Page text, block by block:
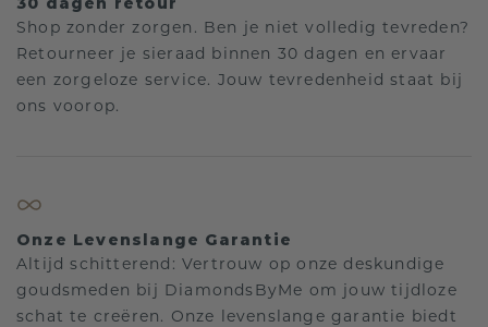
Shop zonder zorgen. Ben je niet volledig tevreden?
Retourneer je sieraad binnen 30 dagen en ervaar
een zorgeloze service. Jouw tevredenheid staat bij
ons voorop.
Onze Levenslange Garantie
Altijd schitterend: Vertrouw op onze deskundige
goudsmeden bij DiamondsByMe om jouw tijdloze
schat te creëren. Onze levenslange garantie biedt